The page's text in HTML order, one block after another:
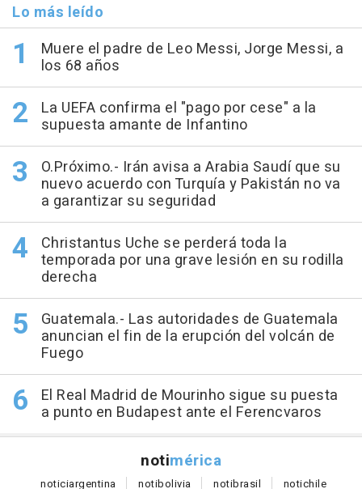
Lo más leído
Muere el padre de Leo Messi, Jorge Messi, a
los 68 años
La UEFA confirma el "pago por cese" a la
supuesta amante de Infantino
O.Próximo.- Irán avisa a Arabia Saudí que su
nuevo acuerdo con Turquía y Pakistán no va
a garantizar su seguridad
Christantus Uche se perderá toda la
temporada por una grave lesión en su rodilla
derecha
Guatemala.- Las autoridades de Guatemala
anuncian el fin de la erupción del volcán de
Fuego
El Real Madrid de Mourinho sigue su puesta
a punto en Budapest ante el Ferencvaros
notimérica
noticiargentina notibolivia notibrasil notichile